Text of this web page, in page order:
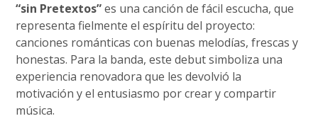
“sin Pretextos”es una canción de fácil escucha, que
representa fielmente el espíritu del proyecto:
canciones románticas con buenas melodías, frescas y
honestas. Para la banda, este debut simboliza una
experiencia renovadora que les devolvió la
motivación y el entusiasmo por crear y compartir
música.